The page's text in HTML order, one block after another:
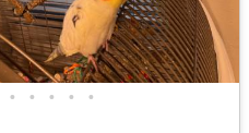
• • • • •